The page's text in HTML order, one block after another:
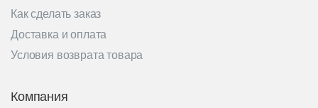
Как сделать заказ
Доставка и оплата
Условия возврата товара
Компания